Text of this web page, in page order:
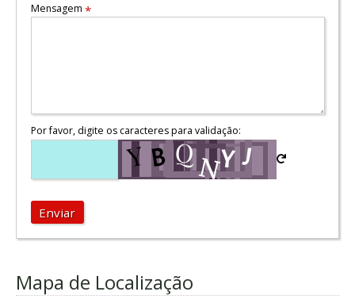
Mensagem *
Por favor, digite os caracteres para validação:
Enviar
Mapa de Localização